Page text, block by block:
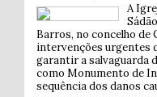
A
Barros, no concelho de
intervenções urgentes
garantir a salvaguarda
como Monumento de
sequência dos danos